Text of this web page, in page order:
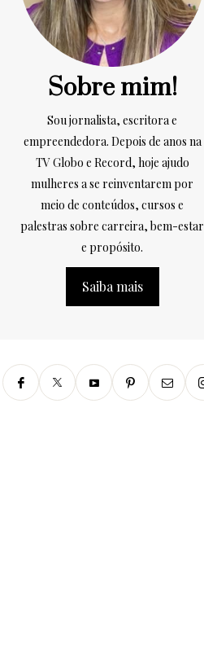
Sobre mim!
Sou jornalista, escritora e
empreendedora. Depois de anos na
TV Globo e Record, hoje ajudo
mulheres a se reinventarem por
meio de conteúdos, cursos e
palestras sobre carreira, bem-estar
e propósito.
Saiba mais